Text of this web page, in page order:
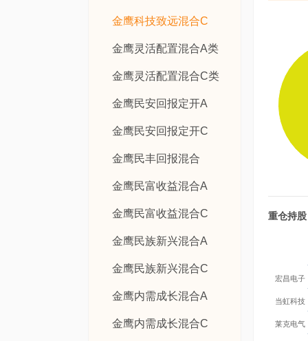
金鹰科技致远混合C
金鹰灵活配置混合A类
金鹰灵活配置混合C类
金鹰民安回报定开A
金鹰民安回报定开C
金鹰民丰回报混合
金鹰民富收益混合A
金鹰民富收益混合C
金鹰民族新兴混合A
金鹰民族新兴混合C
金鹰内需成长混合A
金鹰内需成长混合C
重仓持股
宏昌电子
当虹科技
莱克电气